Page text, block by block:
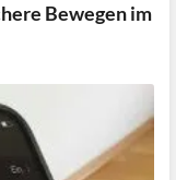
Bewegen im